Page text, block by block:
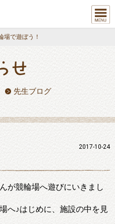
メニュ
場で遊ぼう！
先生ブログ
2017-10-24
が競輪場へ遊びにいきまし
へ♪はじめに、施設の中を見